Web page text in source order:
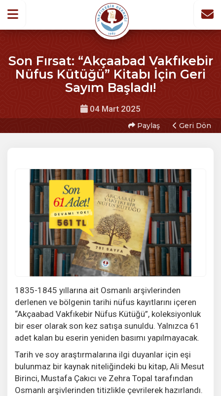
Son Fırsat: “Akçaabad Vakfıkebir
Nüfus Kütüğü” Kitabı İçin Geri
Sayım Başladı!
04 Mart 2025
Paylaş Geri Dön
1835-1845 yıllarına ait Osmanlı arşivlerinden
derlenen ve bölgenin tarihi nüfus kayıtlarını içeren
“Akçaabad Vakfıkebir Nüfus Kütüğü”, koleksiyonluk
bir eser olarak son kez satışa sunuldu. Yalnızca 61
adet kalan bu eserin yeniden basımı yapılmayacak.
Tarih ve soy araştırmalarına ilgi duyanlar için eşi
bulunmaz bir kaynak niteliğindeki bu kitap, Ali Mesut
Birinci, Mustafa Çakıcı ve Zehra Topal tarafından
Osmanlı arşivlerinden titizlikle çevrilerek hazırlandı.